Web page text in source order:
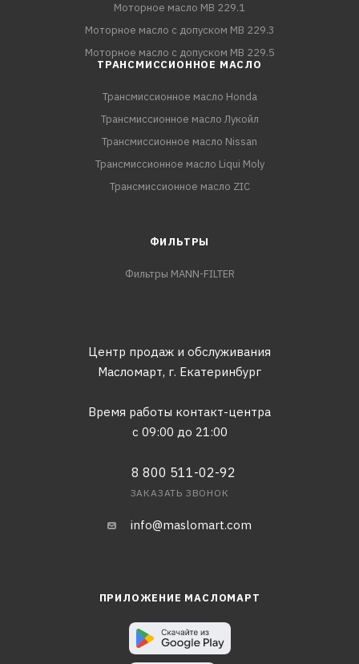
Моторное масло MB 229.1
Моторное масло с допуском MB 229.3
Моторное масло с допуском MB 229.5
ТРАНСМИССИОННОЕ МАСЛО
Трансмиссионное масло Honda
Трансмиссионное масло Лукойл
Трансмиссионное масло Nissan
Трансмиссионное масло Liqui Moly
Трансмиссионное масло ZIC
ФИЛЬТРЫ
Фильтры MANN-FILTER
Центр продаж и обслуживания
Масломарт, г. Екатеринбург
Время работы контакт-центра
с 09:00 до 21:00
8 800 511-02-92
ЗАКАЗАТЬ ЗВОНОК
info@maslomart.com
ПРИЛОЖЕНИЕ МАСЛОМАРТ